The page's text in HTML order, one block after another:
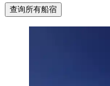
查询所有船宿